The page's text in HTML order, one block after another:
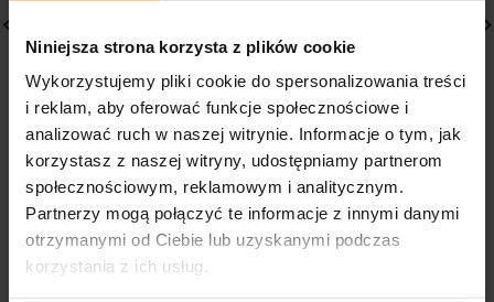
Niniejsza strona korzysta z plików cookie
Wykorzystujemy pliki cookie do spersonalizowania treści
i reklam, aby oferować funkcje społecznościowe i
analizować ruch w naszej witrynie. Informacje o tym, jak
korzystasz z naszej witryny, udostępniamy partnerom
społecznościowym, reklamowym i analitycznym.
Partnerzy mogą połączyć te informacje z innymi danymi
otrzymanymi od Ciebie lub uzyskanymi podczas
korzystania z ich usług.
Skyn Excite żel intymny
dla kobiet potęgujący
orgazm 15ml
36,38zł
Conamore Mix
prezerwatywy zestaw 12
sztuk
12,81zł